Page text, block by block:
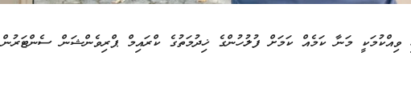
ވިއްކުމަކީ މަނާ ކަމެއް ކަމަށް ފުލުހުންގެ ޚިދުމަތުގެ ކްރައިމް ޕްރިވެންޝަން ސެންޓަރުން